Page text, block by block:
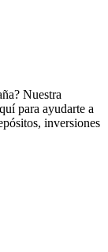
Nuestra
para ayudarte a
inversiones